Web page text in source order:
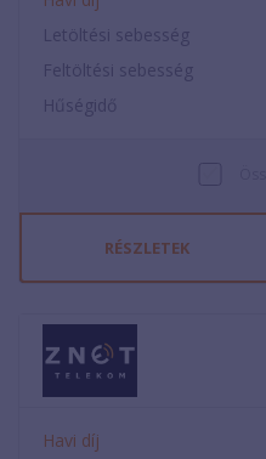
Letöltési sebesség
Feltöltési sebesség
Hűségidő
RÉSZLETEK
Havi díj